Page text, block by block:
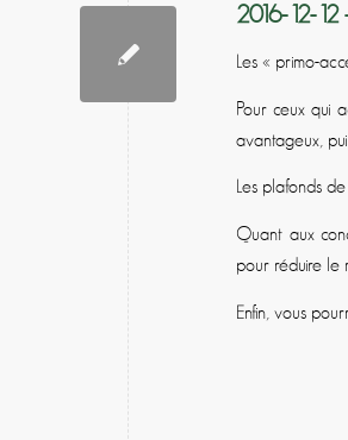
2016-12-
Les « primo-
Pour ceux qui
avantageux,
Les plafonds
Quant aux
pour réduire le
Enfin, vous